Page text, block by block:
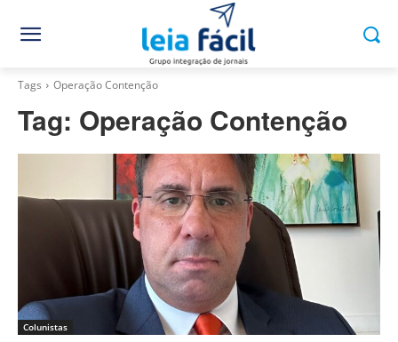
Tags Operação Contenção
Tag: Operação Contenção
Colunistas